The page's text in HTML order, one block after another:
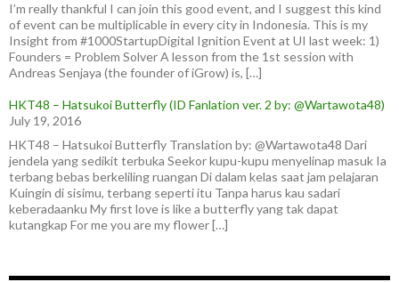
I’m really thankful I can join this good event, and I suggest this kind
of event can be multiplicable in every city in Indonesia. This is my
Insight from #1000StartupDigital Ignition Event at UI last week: 1)
Founders = Problem Solver A lesson from the 1st session with
Andreas Senjaya (the founder of iGrow) is, […]
HKT48 – Hatsukoi Butterfly (ID Fanlation ver. 2 by: @Wartawota48)
July 19, 2016
HKT48 – Hatsukoi Butterfly Translation by: @Wartawota48 Dari
jendela yang sedikit terbuka Seekor kupu-kupu menyelinap masuk Ia
terbang bebas berkeliling ruangan Di dalam kelas saat jam pelajaran
Kuingin di sisimu, terbang seperti itu Tanpa harus kau sadari
keberadaanku My first love is like a butterfly yang tak dapat
kutangkap For me you are my flower […]